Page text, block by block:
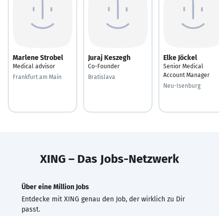
Marlene Strobel
Medical advisor
Frankfurt am Main
Juraj Keszegh
Co-Founder
Bratislava
Elke Jöckel
Senior Medical
Account Manager
Neu-Isenburg
XING – Das Jobs-Netzwerk
Über eine Million Jobs
Entdecke mit XING genau den Job, der wirklich zu Dir
passt.